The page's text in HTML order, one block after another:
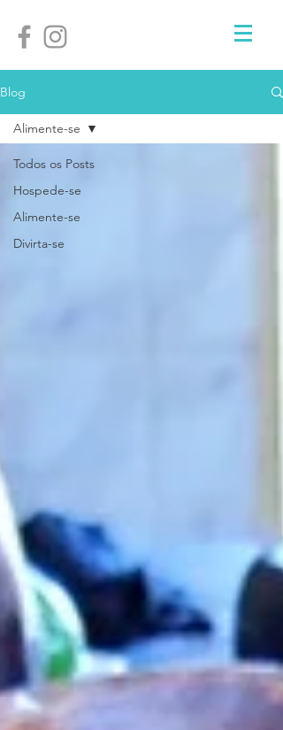
Blog
Todos os Posts
Hospede-se
Alimente-se
Divirta-se
Alimente-se